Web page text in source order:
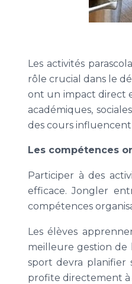
Les activités
rôle crucial dans le
ont un impact direct
académiques,
des cours influencent
Les compétences
Participer à des
efficace. Jongler
compétences
Les élèves
meilleure gestion
sport devra planifier
profite directement à